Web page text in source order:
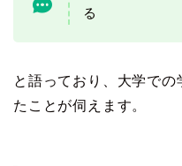
る
と語っており、大学で
たことが伺えます。